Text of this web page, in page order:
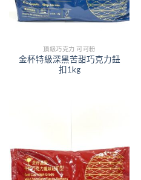
頂級巧克力 可可粉
金杯特級深黑苦甜巧克力鈕
扣1kg